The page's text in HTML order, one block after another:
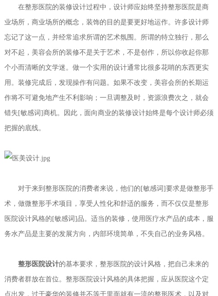
在整形医院的装修设计过程中，设计师应始终坚持整形医院是商
业场所，商业场所的概念，装饰的目的是要更好地运作。许多设计师
忘记了这一点，并经常追求所谓的艺术氛围。所谓的特立独行，那么
对不起，美容会所的装修不是关于艺术，不是创作，所以你收起你那
个小而清晰的文学迷。做一个实用的设计通常比很多花哨的东西更实
用。装修完成后，发现操作有问题。如果不改变，美容会所的长期运
作将不可避免地产生不利影响；一旦调整及时，资源浪费次之，就会
错失[敏感词]商机。因此，面向商业的装修设计始终是每个设计师必须
把握的底线。
对于来到整形医院的消费者来说，他们的[敏感词]要求是做整形手
术，做微整形手术项目，享受人性化和舒适的服务，而不仅仅是整形
医院设计风格的[敏感词]品。适当的装修，使用医疗水产品的成本，服
务水产品是主要的发展方向，内部环境简单，不失自己的业务风格。
整形医院设计的基本要求，整形医院的设计风格，把自己未来的
消费者群放在首位。整形医院设计风格的具体把握，应从医院这个定
点出发，过于豪华的装修并不等于里面就有一流的整形医术，以及对